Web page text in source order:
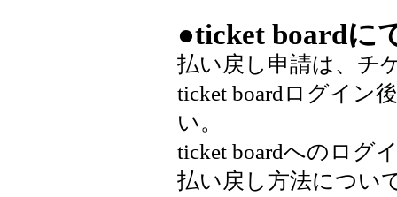
●ticket boardに
払い戻し申請は、チ
ticket boardログイン
い。
ticket boardへのログ
払い戻し方法につい